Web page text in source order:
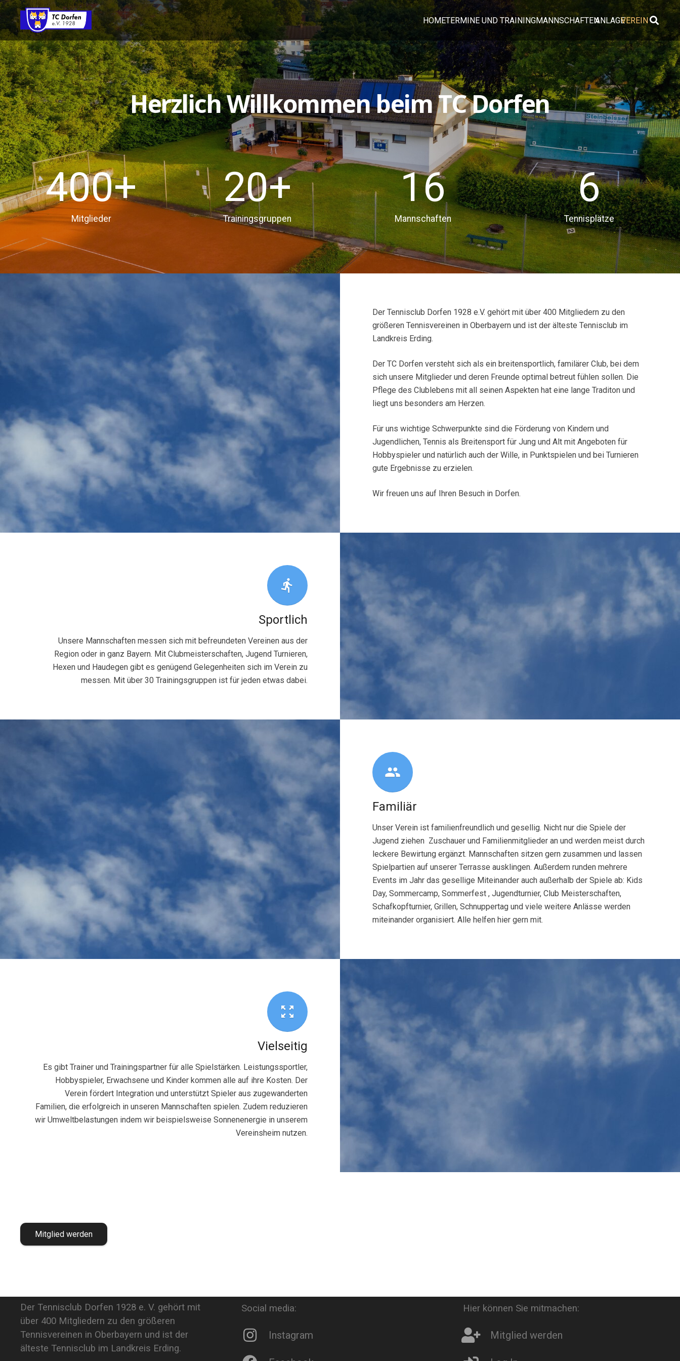
HOMETERMINE UND TRAININGMANNSCHAFTENANLAGEVEREIN
Herzlich Willkommen beim TC Dorfen
400+
Mitglieder
20+
Trainingsgruppen
16
Mannschaften
6
Tennisplätze
Der Tennisclub Dorfen 1928 e.V. gehört mit über 400 Mitgliedern zu den
größeren Tennisvereinen in Oberbayern und ist der älteste Tennisclub im
Landkreis Erding.
Der TC Dorfen versteht sich als ein breitensportlich, familärer Club, bei dem
sich unsere Mitglieder und deren Freunde optimal betreut fühlen sollen. Die
Pflege des Clublebens mit all seinen Aspekten hat eine lange Traditon und
liegt uns besonders am Herzen.
Für uns wichtige Schwerpunkte sind die Förderung von Kindern und
Jugendlichen, Tennis als Breitensport für Jung und Alt mit Angeboten für
Hobbyspieler und natürlich auch der Wille, in Punktspielen und bei Turnieren
gute Ergebnisse zu erzielen.
Wir freuen uns auf Ihren Besuch in Dorfen.
directions_run
Sportlich
Unsere Mannschaften messen sich mit befreundeten Vereinen aus der
Region oder in ganz Bayern. Mit Clubmeisterschaften, Jugend Turnieren,
Hexen und Haudegen gibt es genügend Gelegenheiten sich im Verein zu
messen. Mit über 30 Trainingsgruppen ist für jeden etwas dabei.
people
Familiär
Unser Verein ist familienfreundlich und gesellig. Nicht nur die Spiele der
Jugend ziehen Zuschauer und Familienmitglieder an und werden meist durch
leckere Bewirtung ergänzt. Mannschaften sitzen gern zusammen und lassen
Spielpartien auf unserer Terrasse ausklingen. Außerdem runden mehrere
Events im Jahr das gesellige Miteinander auch außerhalb der Spiele ab: Kids
Day, Sommercamp, Sommerfest , Jugendturnier, Club Meisterschaften,
Schafkopfturnier, Grillen, Schnuppertag und viele weitere Anlässe werden
miteinander organisiert. Alle helfen hier gern mit.
zoom_out_map
Vielseitig
Es gibt Trainer und Trainingspartner für alle Spielstärken. Leistungssportler,
Hobbyspieler, Erwachsene und Kinder kommen alle auf ihre Kosten. Der
Verein fördert Integration und unterstützt Spieler aus zugewanderten
Familien, die erfolgreich in unseren Mannschaften spielen. Zudem reduzieren
wir Umweltbelastungen indem wir beispielsweise Sonnenenergie in unserem
Vereinsheim nutzen.
Mitglied werden
Der Tennisclub Dorfen 1928 e. V. gehört mit
über 400 Mitgliedern zu den größeren
Tennisvereinen in Oberbayern und ist der
älteste Tennisclub im Landkreis Erding.
Social media:
Instagram
Hier können Sie mitmachen:
Mitglied werden